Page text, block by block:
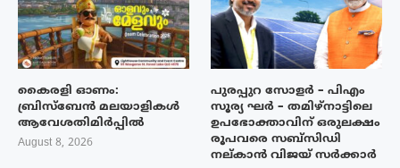
കൈരളി ഓണം:
ബ്രിസ്ബേൻ മലയാളികൾ
ആവേശതിമിർപ്പിൽ
August 8, 2026
പുരപ്പുറ സോളർ – പിഎം
സൂര്യ ഘർ – തമിഴ്നാട്ടിലെ
ഉപഭോക്താവിന് ഒരുലക്ഷം
രൂപവരെ സബ്സിഡി
നല്കാൻ വിജയ് സർക്കാർ